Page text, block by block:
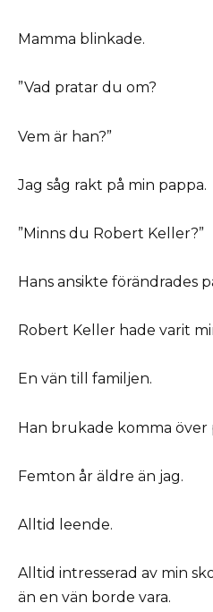
Mamma blinkade.
”Vad pratar du om?
Vem är han?”
Jag såg rakt på min pappa.
”Minns du Robert Keller?”
Hans ansikte förändrades
Robert Keller hade varit
En vän till familjen.
Han brukade komma över
Femton år äldre än jag.
Alltid leende.
Alltid intresserad av min
än en vän borde vara.